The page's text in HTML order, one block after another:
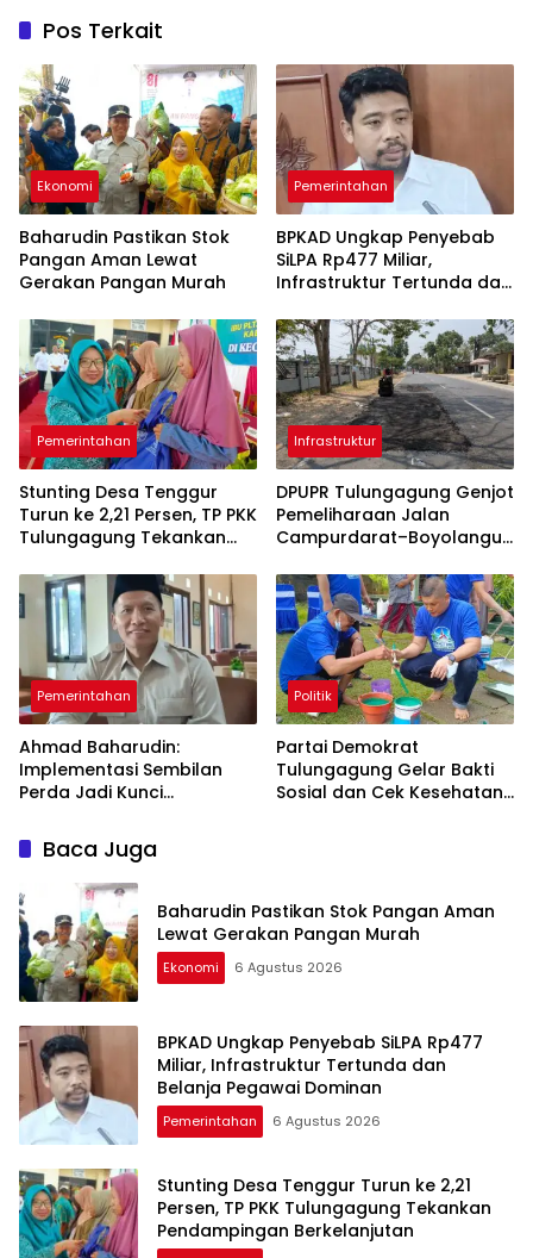
Pos Terkait
Ekonomi
Baharudin Pastikan Stok
Pangan Aman Lewat
Gerakan Pangan Murah
Pemerintahan
BPKAD Ungkap Penyebab
SiLPA Rp477 Miliar,
Infrastruktur Tertunda dan
Pemerintahan
Stunting Desa Tenggur
Turun ke 2,21 Persen, TP PKK
Tulungagung Tekankan
Berkelanjutan
Infrastruktur
DPUPR Tulungagung Genjot
Pemeliharaan Jalan
Campurdarat–Boyolangu,
Diperbaiki
Pemerintahan
Ahmad Baharudin:
Implementasi Sembilan
Perda Jadi Kunci
Pembangunan
Tulungagung
Politik
Partai Demokrat
Tulungagung Gelar Bakti
Sosial dan Cek Kesehatan
Baca Juga
Baharudin Pastikan Stok Pangan Aman
Lewat Gerakan Pangan Murah
Ekonomi 6 Agustus 2026
BPKAD Ungkap Penyebab SiLPA Rp477
Miliar, Infrastruktur Tertunda dan
Belanja Pegawai Dominan
Pemerintahan 6 Agustus 2026
Stunting Desa Tenggur Turun ke 2,21
Persen, TP PKK Tulungagung Tekankan
Pendampingan Berkelanjutan